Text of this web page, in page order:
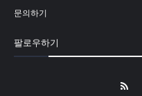
문의하기
팔로우하기